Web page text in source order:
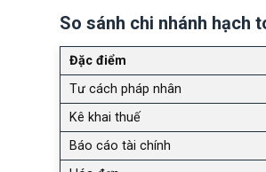
So sánh chi nhánh hạch
Đặc điểm
Tư cách pháp nhân
Kê khai thuế
Báo cáo tài chính